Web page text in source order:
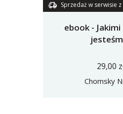
Sprzedaż w serwisie
ebook -
29,00
Chomsky